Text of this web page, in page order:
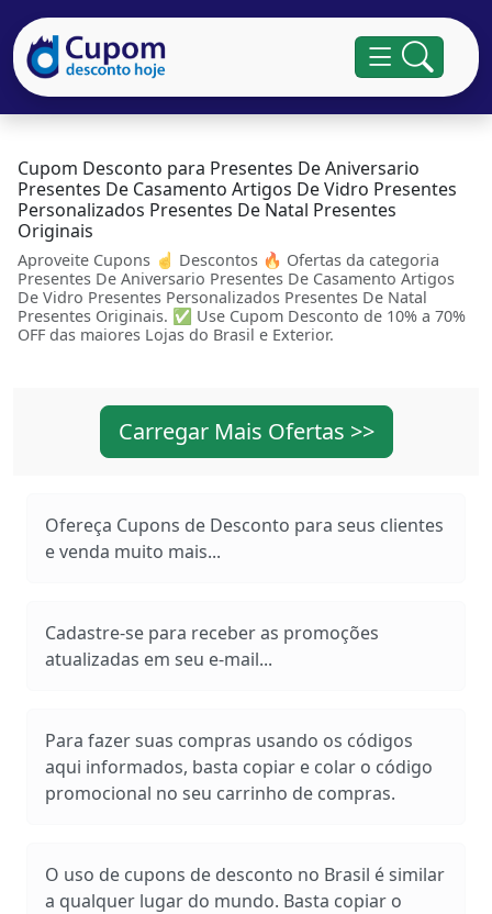
Cupom Desconto para Presentes De Aniversario
Presentes De Casamento Artigos De Vidro Presentes
Personalizados Presentes De Natal Presentes
Originais
Aproveite Cupons ☝ Descontos 🔥 Ofertas da categoria
Presentes De Aniversario Presentes De Casamento Artigos
De Vidro Presentes Personalizados Presentes De Natal
Presentes Originais. ✅ Use Cupom Desconto de 10% a 70%
OFF das maiores Lojas do Brasil e Exterior.
Carregar Mais Ofertas >>
Ofereça Cupons de Desconto para seus clientes
e venda muito mais...
Cadastre-se para receber as promoções
atualizadas em seu e-mail...
Para fazer suas compras usando os códigos
aqui informados, basta copiar e colar o código
promocional no seu carrinho de compras.
O uso de cupons de desconto no Brasil é similar
a qualquer lugar do mundo. Basta copiar o